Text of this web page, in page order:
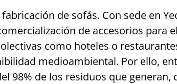
de sofás. Con sede en
de accesorios para
como hoteles o
medioambiental. Por ello,
98% de los residuos que